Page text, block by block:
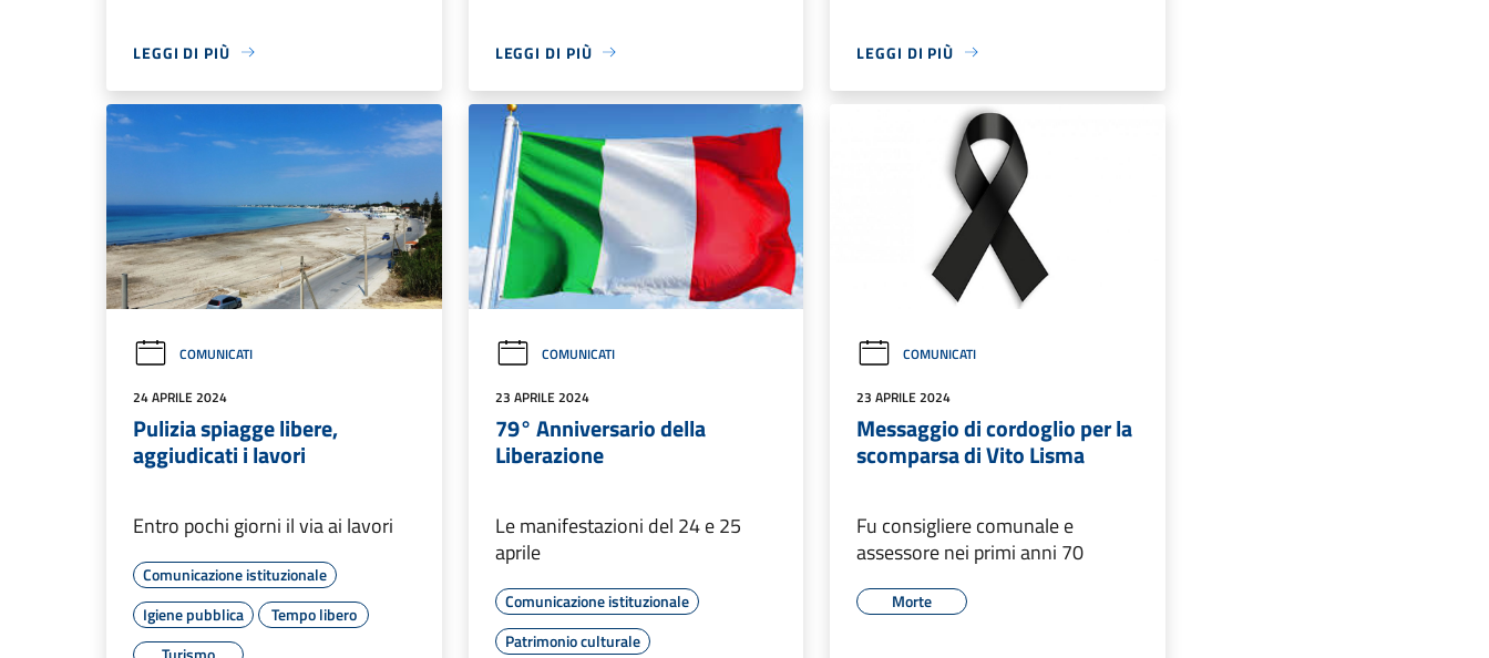
LEGGI DI PIÙ LEGGI DI PIÙ LEGGI DI PIÙ
COMUNICATI
24 APRILE 2024
Pulizia spiagge libere,
aggiudicati i lavori
Entro pochi giorni il via ai lavori
Comunicazione istituzionale
Igiene pubblica
Tempo libero
COMUNICATI
23 APRILE 2024
79° Anniversario della
Liberazione
Le manifestazioni del 24 e 25
aprile
Comunicazione istituzionale
Patrimonio culturale
COMUNICATI
23 APRILE 2024
Messaggio di cordoglio per la
scomparsa di Vito Lisma
Fu consigliere comunale e
assessore nei primi anni 70
Morte